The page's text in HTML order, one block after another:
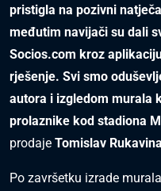
pristigla na pozivni
međutim navijači su dali
Socios.com kroz
rješenje. Svi smo
autora i izgledom murala
prolaznike kod stadiona
prodaje Tomislav
Po završetku izrade